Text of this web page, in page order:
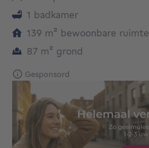
1 badkamer
139 m² vierkante meters
bewoonbare ruimte
87 m² vierkante meters
grond
Gesponsord